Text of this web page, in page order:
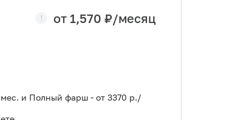
от 1,570 ₽/месяц
мес. и Полный фарш - от 3370 р./